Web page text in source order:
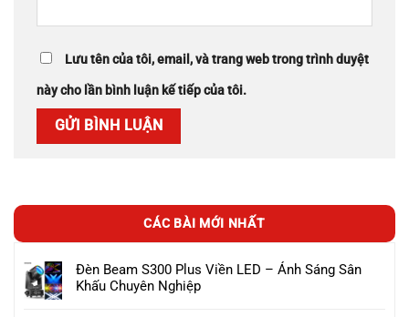
Lưu tên của tôi, email, và trang web trong trình duyệt
này cho lần bình luận kế tiếp của tôi.
CÁC BÀI MỚI NHẤT
Đèn Beam S300 Plus Viền LED – Ánh Sáng Sân
Khấu Chuyên Nghiệp